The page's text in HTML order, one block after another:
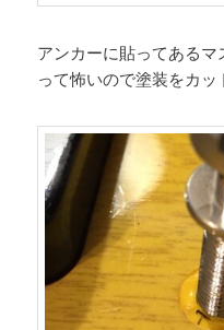
アンカーに貼ってある
って怖いので塗装をカッ